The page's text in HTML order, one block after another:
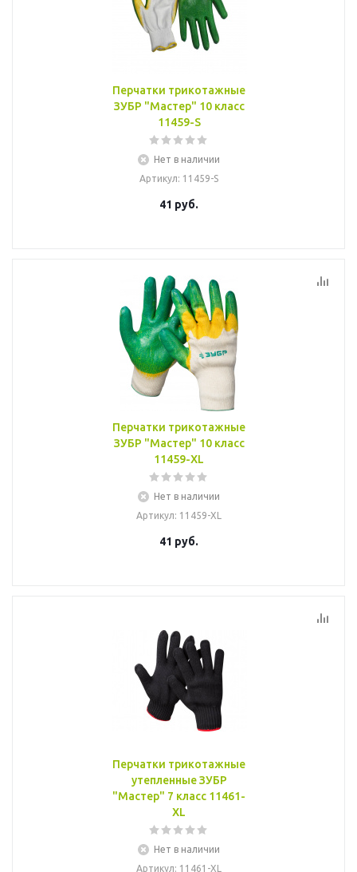
Перчатки трикотажные
ЗУБР "Мастер" 10 класс
11459-S
Нет в наличии
Артикул: 11459-S
41 руб.
Перчатки трикотажные
ЗУБР "Мастер" 10 класс
11459-XL
Нет в наличии
Артикул: 11459-XL
41 руб.
Перчатки трикотажные
утепленные ЗУБР
"Мастер" 7 класс 11461-
XL
Нет в наличии
Артикул: 11461-XL